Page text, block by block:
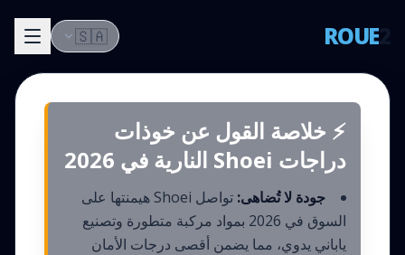
ROUE
🇸🇦
⚡ خلاصة القول عن خوذات
دراجات Shoei النارية في 2026
جودة لا تُضاهى:
تواصل Shoei هيمنتها على
السوق في 2026 بمواد مركبة متطورة وتصنيع
ياباني يدوي، مما يضمن أقصى درجات الأمان